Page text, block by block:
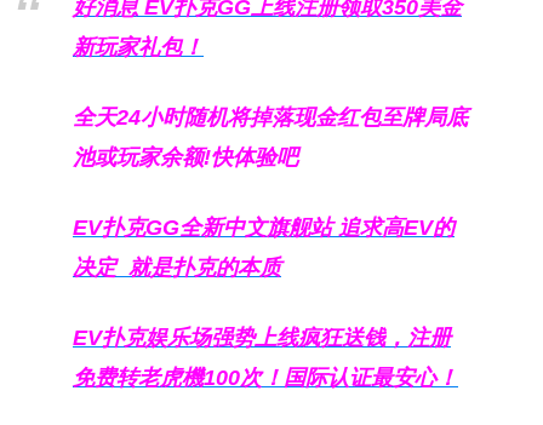
好消息 EV扑克GG上线注册领取350美金
新玩家礼包！
全天24小时随机将掉落现金红包至牌局底
池或玩家余额!快体验吧
EV扑克GG全新中文旗舰站追求高EV的
决定 就是扑克的本质
EV扑克娱乐场强势上线疯狂送钱，注册
免费转老虎機100次！国际认证最安心！